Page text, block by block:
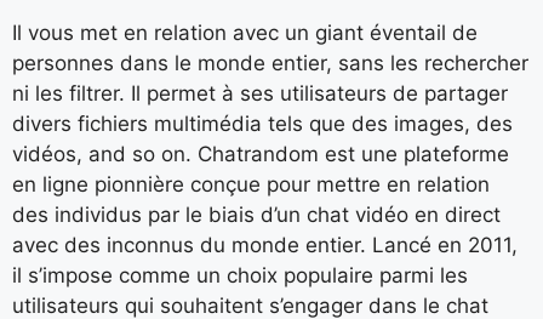
Il vous met en relation avec un giant éventail de
personnes dans le monde entier, sans les rechercher
ni les filtrer. Il permet à ses utilisateurs de partager
divers fichiers multimédia tels que des images, des
vidéos, and so on. Chatrandom est une plateforme
en ligne pionnière conçue pour mettre en relation
des individus par le biais d’un chat vidéo en direct
avec des inconnus du monde entier. Lancé en 2011,
il s’impose comme un choix populaire parmi les
utilisateurs qui souhaitent s’engager dans le chat